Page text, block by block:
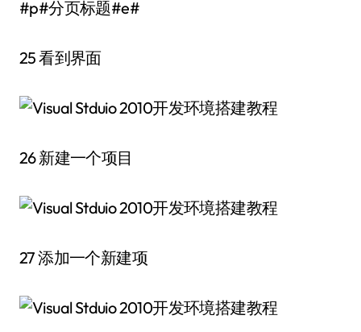
#p#分页标题#e#
25 看到界面
26 新建一个项目
27 添加一个新建项